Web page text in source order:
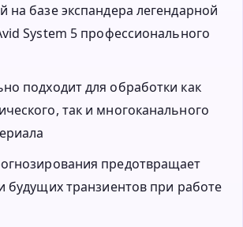
на базе экспандера легендарной
System 5 профессионального
подходит для обработки как
так и многоканального
предотвращает
будущих транзиентов при работе